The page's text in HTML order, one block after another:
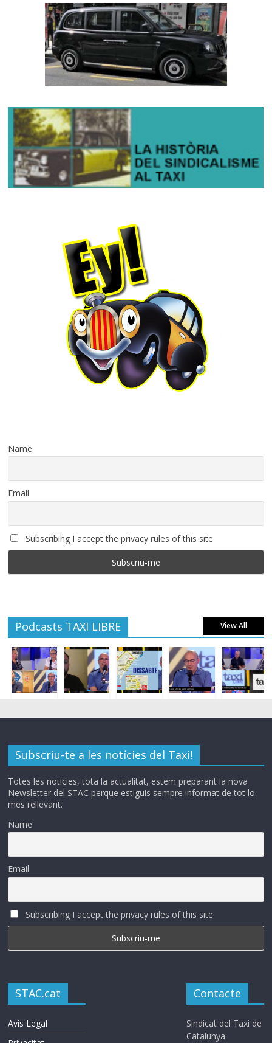
Name
Email
Subscribing I accept the privacy rules of this site
Podcasts TAXI LIBRE View All
Subscriu-te a les notícies del Taxi!
Totes les noticies, tota la actualitat, estem preparant la nova
Newsletter del STAC perque estiguis sempre informat de tot lo
mes rellevant.
Name
Email
Subscribing I accept the privacy rules of this site
STAC.cat
Avís Legal
Contacte
Sindicat del Taxi de
Catalunya